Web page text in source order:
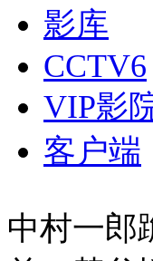
影库
CCTV6
VIP影
客户端
中村一郎